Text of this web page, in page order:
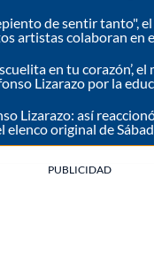
de sentir tanto",
artistas colaboran en
en tu corazón’,
Lizarazo por la
Lizarazo: así
elenco original de
PUBLICIDAD